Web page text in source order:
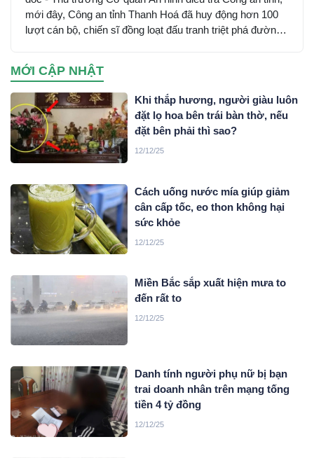
mới đây, Công an tỉnh Thanh Hoá đã huy động hơn 100
lượt cán bộ, chiến sĩ đồng loạt đấu tranh triệt phá đường
xuyên quốc gia do đối tượng Mai Văn Tới, sinh năm 2001
trú tại xã Nga Sơn, tỉnh Thanh Hoá cầm đầu…
MỚI CẬP NHẬT
Khi thắp hương, người giàu luôn
đặt lọ hoa bên trái bàn thờ, nếu
đặt bên phải thì sao?
12/12/25
Cách uống nước mía giúp giảm
cân cấp tốc, eo thon không hại
sức khỏe
12/12/25
Miền Bắc sắp xuất hiện mưa to
đến rất to
12/12/25
Danh tính người phụ nữ bị bạn
trai doanh nhân trên mạng tống
tiền 4 tỷ đồng
12/12/25